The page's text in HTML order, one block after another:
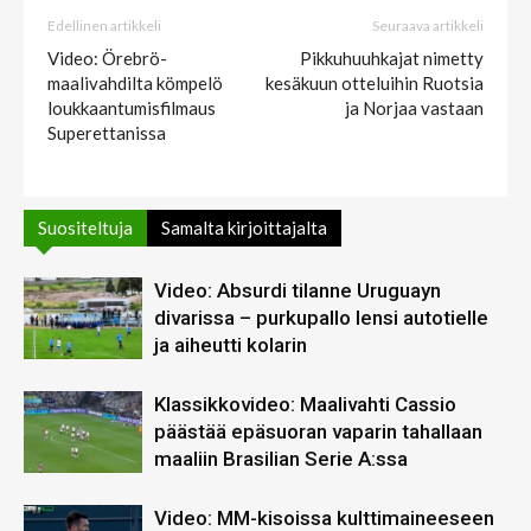
Edellinen artikkeli
Video: Örebrö-
maalivahdilta kömpelö
loukkaantumisfilmaus
Superettanissa
Seuraava artikkeli
Pikkuhuuhkajat nimetty
kesäkuun otteluihin Ruotsia
ja Norjaa vastaan
Suositeltuja Samalta kirjoittajalta
Video: Absurdi tilanne Uruguayn
divarissa – purkupallo lensi autotielle
ja aiheutti kolarin
Klassikkovideo: Maalivahti Cassio
päästää epäsuoran vaparin tahallaan
maaliin Brasilian Serie A:ssa
Video: MM-kisoissa kulttimaineeseen